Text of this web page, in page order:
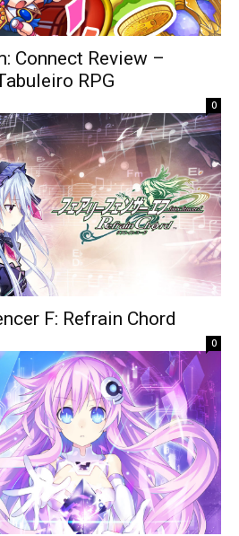
Connect Review –
RPG
0
F: Refrain Chord
0